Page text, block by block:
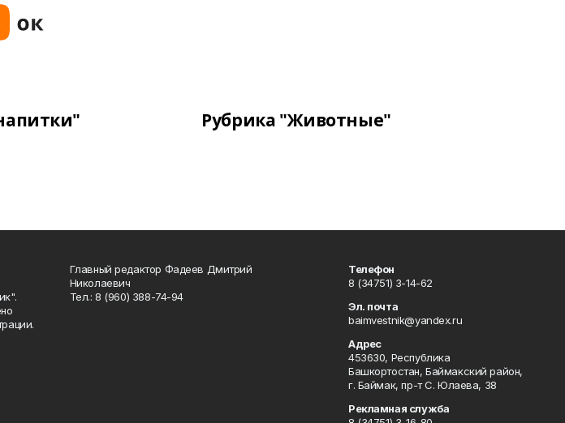
Рубрика "Животные"
Главный редактор Фадеев Дмитрий
Николаевич
Тел.: 8 (960) 388-74-94
Телефон
8 (34751) 3-14-62
Эл. почта
baimvestnik@yandex.ru
Адрес
453630, Республика
Башкортостан, Баймакский район,
г. Баймак, пр-т С. Юлаева, 38
Рекламная служба